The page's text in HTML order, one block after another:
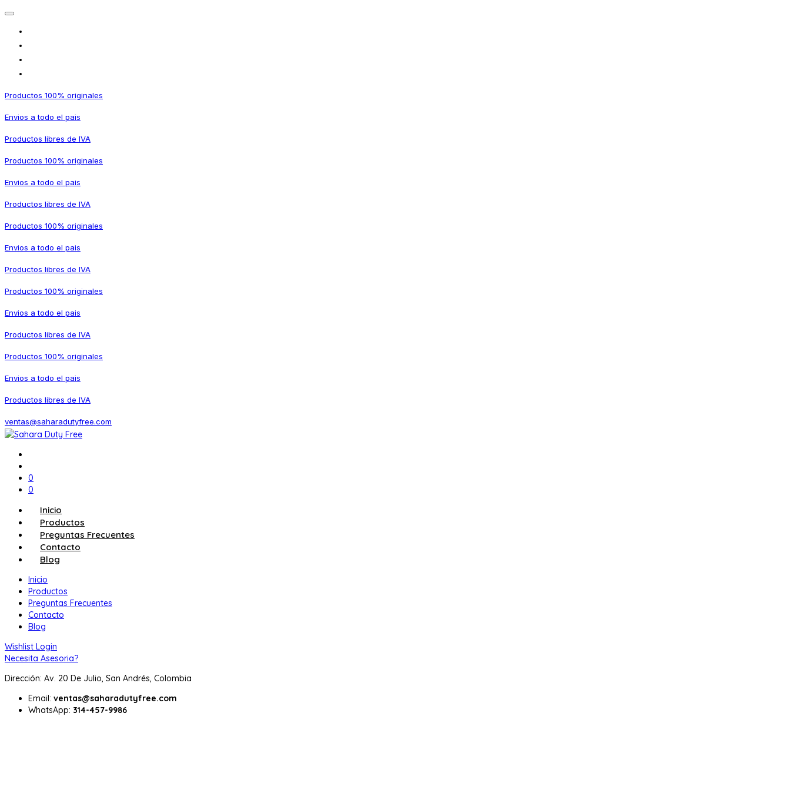
Productos 100% originales
Envios a todo el pais
Productos libres de IVA
Productos 100% originales
Envios a todo el pais
Productos libres de IVA
Productos 100% originales
Envios a todo el pais
Productos libres de IVA
Productos 100% originales
Envios a todo el pais
Productos libres de IVA
Productos 100% originales
Envios a todo el pais
Productos libres de IVA
ventas@saharadutyfree.com
0
0
Inicio
Productos
Preguntas Frecuentes
Contacto
Blog
Inicio
Productos
Preguntas Frecuentes
Contacto
Blog
Wishlist Login
Necesita Asesoria?
Dirección: Av. 20 De Julio, San Andrés, Colombia
Email: ventas@saharadutyfree.com
WhatsApp: 314-457-9986